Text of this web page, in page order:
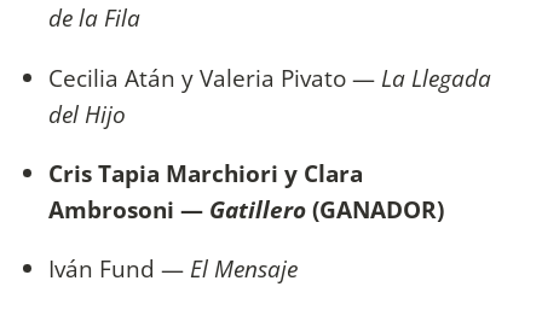
de la Fila
Cecilia Atán y Valeria Pivato — La Llegada
del Hijo
Cris Tapia Marchiori y Clara
Ambrosoni — Gatillero(GANADOR)
Iván Fund — El Mensaje